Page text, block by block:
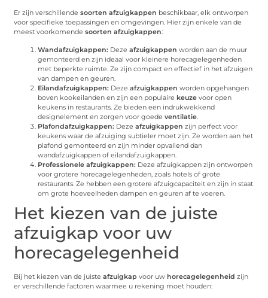
Er zijn verschillendesoorten afzuigkappen beschikbaar, elk ontworpen
voor specifieke toepassingen en omgevingen. Hier zijn enkele van de
meest voorkomendesoorten afzuigkappen:
Wandafzuigkappen: Dezeafzuigkappen worden aan de muur
gemonteerd en zijn ideaal voor kleinere horecagelegenheden
met beperkte ruimte. Ze zijn compact en effectief in het afzuigen
van dampen en geuren.
Eilandafzuigkappen: Dezeafzuigkappen worden opgehangen
boven kookeilanden en zijn een populaire keuze voor open
keukens in restaurants. Ze bieden een indrukwekkend
designelement en zorgen voor goedeventilatie.
Plafondafzuigkappen: Dezeafzuigkappen zijn perfect voor
keukens waar de afzuiging subtieler moet zijn. Ze worden aan het
plafond gemonteerd en zijn minder opvallend dan
wandafzuigkappen of eilandafzuigkappen.
Professionele afzuigkappen: Deze afzuigkappen zijn ontworpen
voor grotere horecagelegenheden, zoals hotels of grote
restaurants. Ze hebben een grotere afzuigcapaciteit en zijn in staat
om grote hoeveelheden dampen en geuren af te voeren.
Het kiezen van de juiste
afzuigkap voor uw
horecagelegenheid
Bij het kiezen van de juisteafzuigkap voor uw horecagelegenheid zijn
er verschillende factoren waarmee u rekening moet houden: